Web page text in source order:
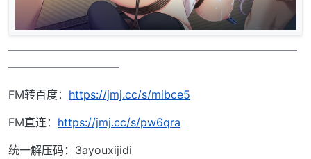
——————————————————————————
——————————
FM转百度： https://jmj.cc/s/mibce5
FM直连： https://jmj.cc/s/pw6qra
统一解压码：3ayouxijidi